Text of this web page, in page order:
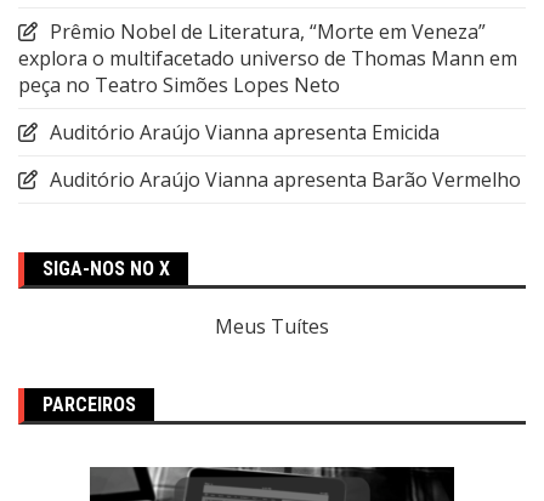
Prêmio Nobel de Literatura, “Morte em Veneza”
explora o multifacetado universo de Thomas Mann em
peça no Teatro Simões Lopes Neto
Auditório Araújo Vianna apresenta Emicida
Auditório Araújo Vianna apresenta Barão Vermelho
SIGA-NOS NO X
Meus Tuítes
PARCEIROS